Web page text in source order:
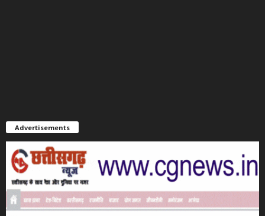
Advertisements